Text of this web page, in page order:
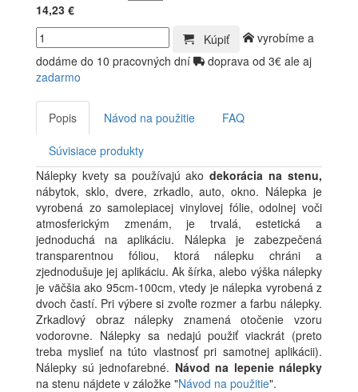
14,23 €
Kúpiť
vyrobíme a
dodáme do 10 pracovných dní
doprava od 3€ ale aj
zadarmo
Popis Návod na použitie FAQ
Súvisiace produkty
Nálepky kvety sa používajú akodekorácia na stenu,
nábytok, sklo, dvere, zrkadlo, auto, okno. Nálepka je
vyrobená zo samolepiacej vinylovej fólie, odolnej voči
atmosferickým zmenám, je trvalá, estetická a
jednoduchá na aplikáciu. Nálepka je zabezpečená
transparentnou fóliou, ktorá nálepku chráni a
zjednodušuje jej aplikáciu. Ak šírka, alebo výška nálepky
je väčšia ako 95cm-100cm, vtedy je nálepka vyrobená z
dvoch častí. Pri výbere si zvoľte rozmer a farbu nálepky.
Zrkadlový obraz nálepky znamená otočenie vzoru
vodorovne. Nálepky sa nedajú použiť viackrát (preto
treba myslieť na túto vlastnosť pri samotnej aplikácii).
Nálepky sú jednofarebné. Návod na lepenie nálepky
na stenu nájdete v záložke "Návod na použitie".